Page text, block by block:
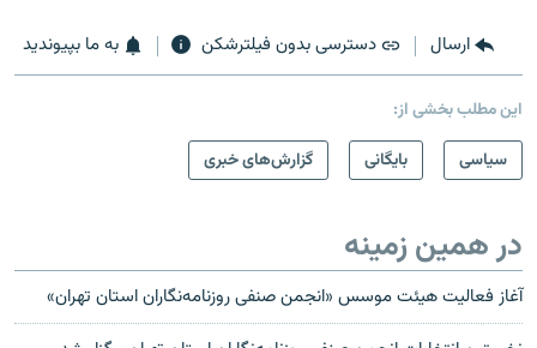
ارسال دسترسی بدون فیلترشکن به ما بپیوندید
این مطلب بخشی از:
سیاسی
بایگانی گزارش‌های خبری
در همین زمینه
آغاز فعالیت هیئت موسس «انجمن صنفی روزنامه‌نگاران استان تهران»